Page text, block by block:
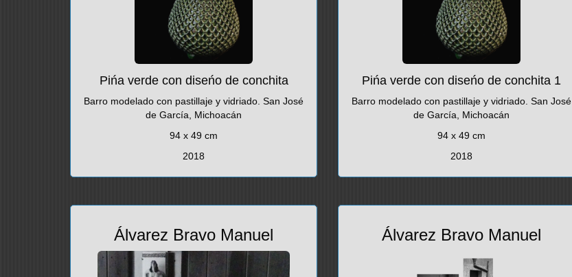
Pińa verde con diseńo de conchita
Barro modelado con pastillaje y vidriado. San José
de García, Michoacán
94 x 49 cm
2018
Pińa verde con diseńo de conchita 1
Barro modelado con pastillaje y vidriado. San José
de García, Michoacán
94 x 49 cm
2018
Álvarez Bravo Manuel Álvarez Bravo Manuel